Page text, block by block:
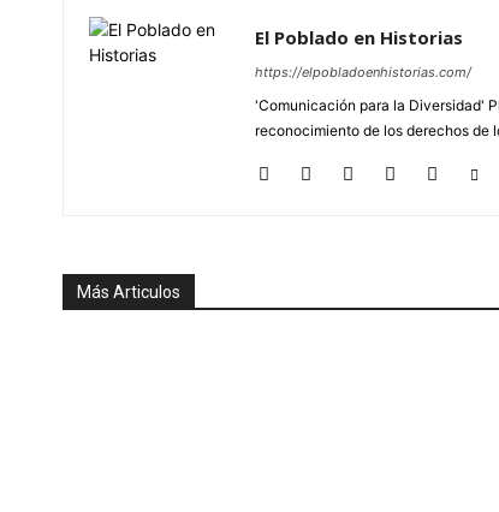
El Poblado en Historias
https://elpobladoenhistorias.com/
'Comunicación para la Diversidad'
reconocimiento de los derechos de
Más Articulos